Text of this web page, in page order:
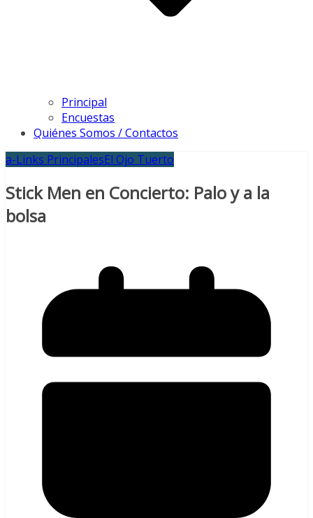
Principal
Encuestas
Quiénes Somos / Contactos
a-Links PrincipalesEl Ojo Tuerto
Stick Men en Concierto: Palo y a la
bolsa